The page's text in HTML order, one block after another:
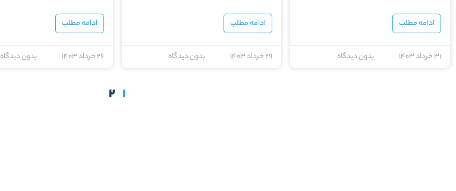
ادامه مطلب
۳۱ خرداد ۱۴۰۳ بدون دیدگاه
ادامه مطلب
۲۹ خرداد ۱۴۰۳ بدون دیدگاه
ادامه مطلب
۲۶ خرداد ۱۴۰۳ بدون دیدگاه
۱ ۲